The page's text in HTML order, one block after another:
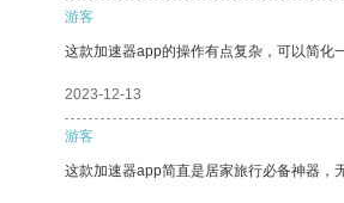
游客
这款加速器app的操作有点复杂，可以简化
2023-12-13
游客
这款加速器app简直是居家旅行必备神器，